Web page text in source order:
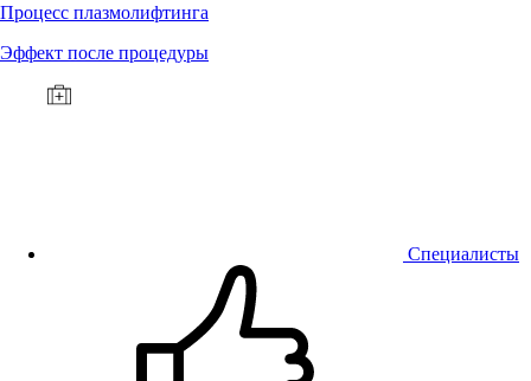
Процесс плазмолифтинга
Эффект после процедуры
Специалисты